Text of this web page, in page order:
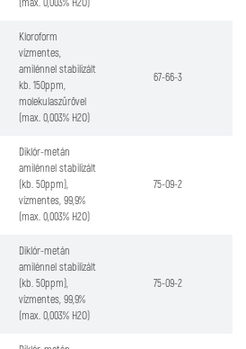
(max. 0,003% H2O)
Kloroform
vízmentes,
amilénnel stabilizált
kb. 150ppm,
molekulaszűrővel
(max. 0,003% H2O)
67-66-3
Diklór-metán
amilénnel stabilizált
(kb. 50ppm),
vízmentes, 99,9%
(max. 0,003% H2O)
75-09-2
Diklór-metán
amilénnel stabilizált
(kb. 50ppm),
vízmentes, 99,9%
(max. 0,003% H2O)
75-09-2